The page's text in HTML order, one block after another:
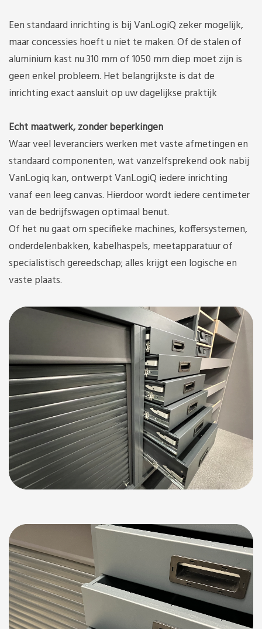
Een standaard inrichting is bij VanLogiQ zeker mogelijk,
maar concessies hoeft u niet te maken. Of de stalen of
aluminium kast nu 310 mm of 1050 mm diep moet zijn is
geen enkel probleem. Het belangrijkste is dat de
inrichting exact aansluit op uw dagelijkse praktijk
Echt maatwerk, zonder beperkingen
Waar veel leveranciers werken met vaste afmetingen en
standaard componenten, wat vanzelfsprekend ook nabij
VanLogiq kan, ontwerpt VanLogiQ iedere inrichting
vanaf een leeg canvas. Hierdoor wordt iedere centimeter
van de bedrijfswagen optimaal benut.
Of het nu gaat om specifieke machines, koffersystemen,
onderdelenbakken, kabelhaspels, meetapparatuur of
specialistisch gereedschap; alles krijgt een logische en
vaste plaats.